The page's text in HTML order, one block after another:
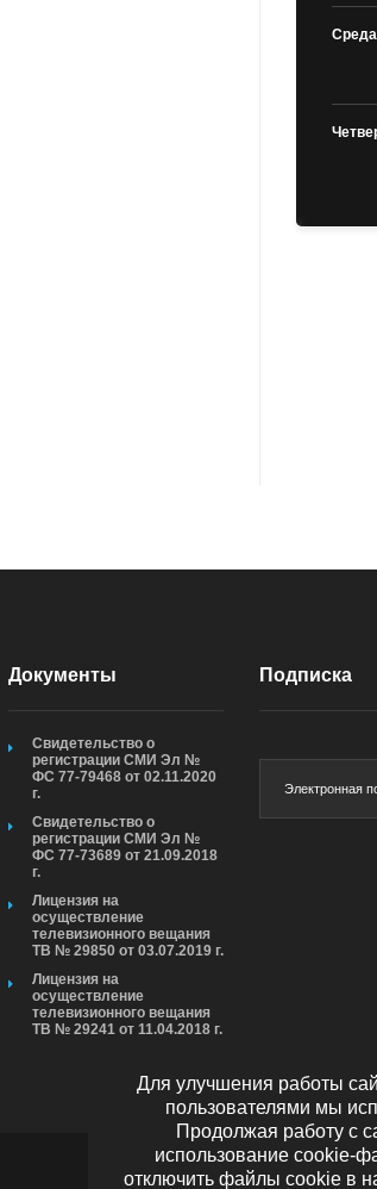
Среда
Документы
Свидетельство о
регистрации СМИ Эл №
ФС 77-79468 от 02.11.2020
г.
Свидетельство о
регистрации СМИ Эл №
ФС 77-73689 от 21.09.2018
г.
Лицензия на
осуществление
телевизионного вещания
ТВ № 29850 от 03.07.2019 г.
Лицензия на
осуществление
телевизионного вещания
ТВ № 29241 от 11.04.2018 г.
Подписка
Для улучшения работы
пользователями мы
Продолжая работу с
использование cookie-
отключить файлы cookie в